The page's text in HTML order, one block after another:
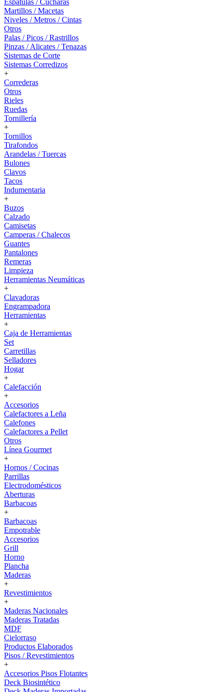
Espátulas / Cucharas
Martillos / Macetas
Niveles / Metros / Cintas
Otros
Palas / Picos / Rastrillos
Pinzas / Alicates / Tenazas
Sistemas de Corte
Sistemas Corredizos
+
Correderas
Otros
Rieles
Ruedas
Tornillería
+
Tornillos
Tirafondos
Arandelas / Tuercas
Bulones
Clavos
Tacos
Indumentaria
+
Buzos
Calzado
Camisetas
Camperas / Chalecos
Guantes
Pantalones
Remeras
Limpieza
Herramientas Neumáticas
+
Clavadoras
Engrampadora
Herramientas
+
Caja de Herramientas
Set
Carretillas
Selladores
Hogar
+
Calefacción
+
Accesorios
Calefactores a Leña
Calefones
Calefactores a Pellet
Otros
Línea Gourmet
+
Hornos / Cocinas
Parrillas
Electrodomésticos
Aberturas
Barbacoas
+
Barbacoas
Empotrable
Accesorios
Grill
Horno
Plancha
Maderas
+
Revestimientos
+
Maderas Nacionales
Maderas Tratadas
MDF
Cielorraso
Productos Elaborados
Pisos / Revestimientos
+
Accesorios Pisos Flotantes
Deck Biosintético